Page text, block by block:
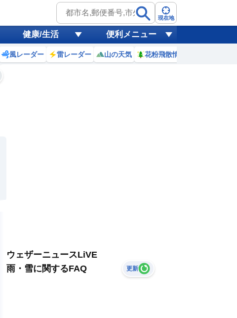
現在地
健康/生活 便利メニュー
風レーダー 雷レーダー 山の天気 花粉飛散情報
ウェザーニュースLiVE
雨・雪に関するFAQ
更新